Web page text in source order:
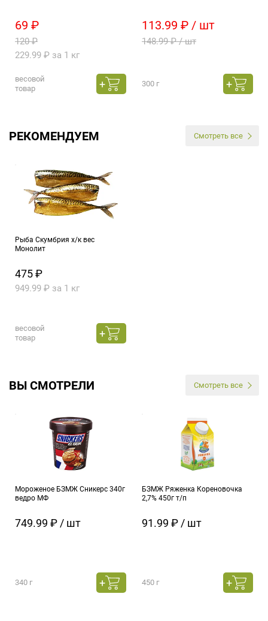
69 ₽
120 ₽
229.99 ₽ за 1 кг
весовой
товар
113.99 ₽ / шт
148.99 ₽ / шт
300 г
РЕКОМЕНДУЕМ Смотреть все
Рыба Скумбрия х/к вес
Монолит
475 ₽
949.99 ₽ за 1 кг
весовой
товар
ВЫ СМОТРЕЛИ Смотреть все
Мороженое БЗМЖ Сникерс 340г
ведро МФ
749.99 ₽ / шт
340 г
БЗМЖ Ряженка Кореновочка
2,7% 450г т/п
91.99 ₽ / шт
450 г